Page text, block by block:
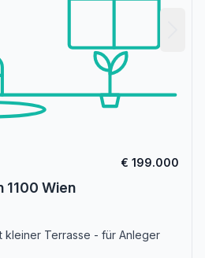
€ 199.000
1100 Wien
kleiner Terrasse - für Anleger